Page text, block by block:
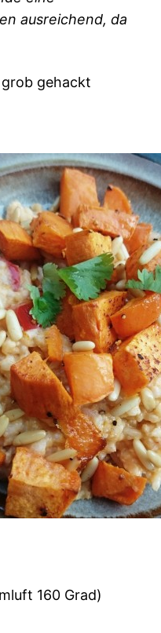
ausreichend, da
gehackt
160 Grad)